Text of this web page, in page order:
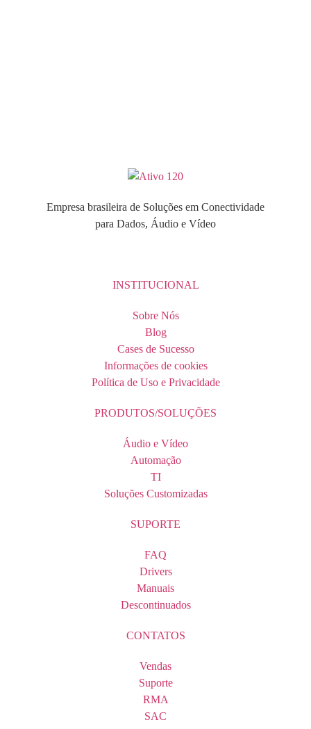
Empresa brasileira de Soluções em Conectividade
para Dados, Áudio e Vídeo
INSTITUCIONAL
Sobre Nós
Blog
Cases de Sucesso
Informações de cookies
Política de Uso e Privacidade
PRODUTOS/SOLUÇÕES
Áudio e Vídeo
Automação
TI
Soluções Customizadas
SUPORTE
FAQ
Drivers
Manuais
Descontinuados
CONTATOS
Vendas
Suporte
RMA
SAC